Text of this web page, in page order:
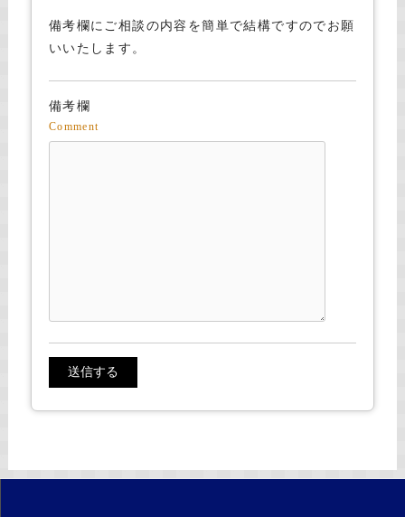
備考欄にご相談の内容を簡単で結構ですのでお願
いいたします。
備考欄
Comment